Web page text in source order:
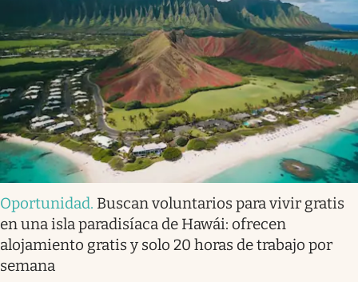
Oportunidad. Buscan voluntarios para vivir gratis
en una isla paradisíaca de Hawái: ofrecen
alojamiento gratis y solo 20 horas de trabajo por
semana